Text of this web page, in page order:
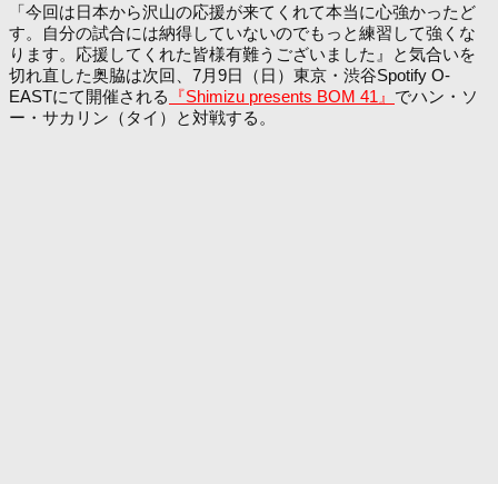
「今回は日本から沢山の応援が来てくれて本当に心強かったど
す。自分の試合には納得していないのでもっと練習して強くな
ります。応援してくれた皆様有難うございました』と気合いを
切れ直した奥脇は次回、7月9日（日）東京・渋谷Spotify O-
EASTにて開催される
『Shimizu presents BOM 41』 でハン・ソ
ー・サカリン（タイ）と対戦する。